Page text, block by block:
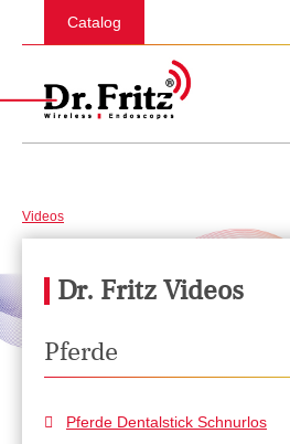
Skip to main content
Catalog
Videos
Dr. Fritz Videos
Pferde
Pferde Dentalstick Schnurlos